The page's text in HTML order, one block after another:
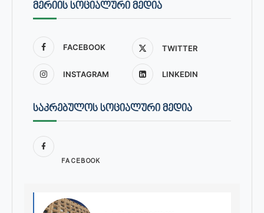
ᲛᲔᲠᲘᲘᲡ ᲡᲝᲪᲘᲐᲚᲣᲠᲘ ᲛᲔᲓᲘᲐ
FACEBOOK TWITTER
INSTAGRAM LINKEDIN
ᲡᲐᲙᲠᲔᲑᲣᲚᲝᲡ ᲡᲝᲪᲘᲐᲚᲣᲠᲘ ᲛᲔᲓᲘᲐ
FACEBOOK